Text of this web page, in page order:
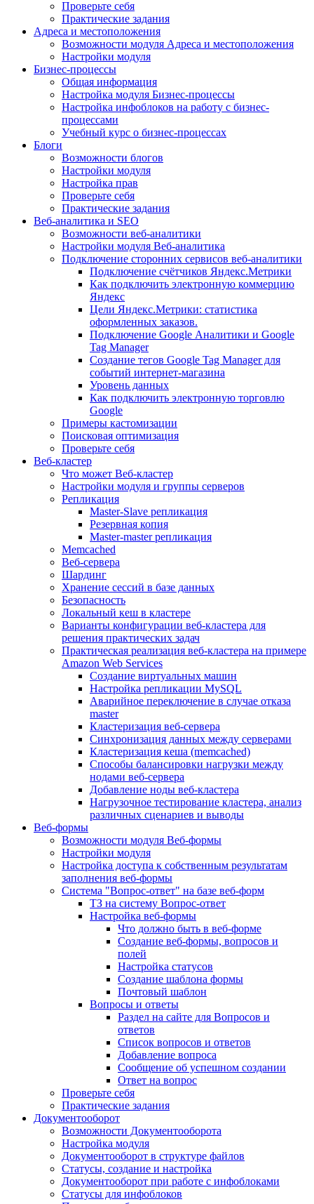
Проверьте себя
Практические задания
Адреса и местоположения
Возможности модуля Адреса и местоположения
Настройки модуля
Бизнес-процессы
Общая информация
Настройка модуля Бизнес-процессы
Настройка инфоблоков на работу с бизнес-
процессами
Учебный курс о бизнес-процессах
Блоги
Возможности блогов
Настройки модуля
Настройка прав
Проверьте себя
Практические задания
Веб-аналитика и SEO
Возможности веб-аналитики
Настройки модуля Веб-аналитика
Подключение сторонних сервисов веб-аналитики
Подключение счётчиков Яндекс.Метрики
Как подключить электронную коммерцию
Яндекс
Цели Яндекс.Метрики: статистика
оформленных заказов.
Подключение Google Аналитики и Google
Tag Manager
Создание тегов Google Tag Manager для
событий интернет-магазина
Уровень данных
Как подключить электронную торговлю
Google
Примеры кастомизации
Поисковая оптимизация
Проверьте себя
Веб-кластер
Что может Веб-кластер
Настройки модуля и группы серверов
Репликация
Master-Slave репликация
Резервная копия
Master-master репликация
Memcached
Веб-сервера
Шардинг
Хранение сессий в базе данных
Безопасность
Локальный кеш в кластере
Варианты конфигурации веб-кластера для
решения практических задач
Практическая реализация веб-кластера на примере
Amazon Web Services
Создание виртуальных машин
Настройка репликации MySQL
Аварийное переключение в случае отказа
master
Кластеризация веб-сервера
Синхронизация данных между серверами
Кластеризация кеша (memcached)
Способы балансировки нагрузки между
нодами веб-сервера
Добавление ноды веб-кластера
Нагрузочное тестирование кластера, анализ
различных сценариев и выводы
Веб-формы
Возможности модуля Веб-формы
Настройки модуля
Настройка доступа к собственным результатам
заполнения веб-формы
Система "Вопрос-ответ" на базе веб-форм
ТЗ на систему Вопрос-ответ
Настройка веб-формы
Что должно быть в веб-форме
Создание веб-формы, вопросов и
полей
Настройка статусов
Создание шаблона формы
Почтовый шаблон
Вопросы и ответы
Раздел на сайте для Вопросов и
ответов
Список вопросов и ответов
Добавление вопроса
Сообщение об успешном создании
Ответ на вопрос
Проверьте себя
Практические задания
Документооборот
Возможности Документооборота
Настройка модуля
Документооборот в структуре файлов
Статусы, создание и настройка
Документооборот при работе с инфоблоками
Статусы для инфоблоков